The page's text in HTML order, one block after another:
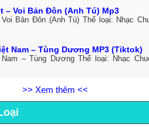
– Voi Bản Đôn (Anh Tú) Mp3
Bản Đôn (Anh Tú) Thể loại: Nhạc
Nam – Tùng Dương MP3 (Tiktok)
– Tùng Dương Thể loại: Nhạc
>> Xem thêm <<